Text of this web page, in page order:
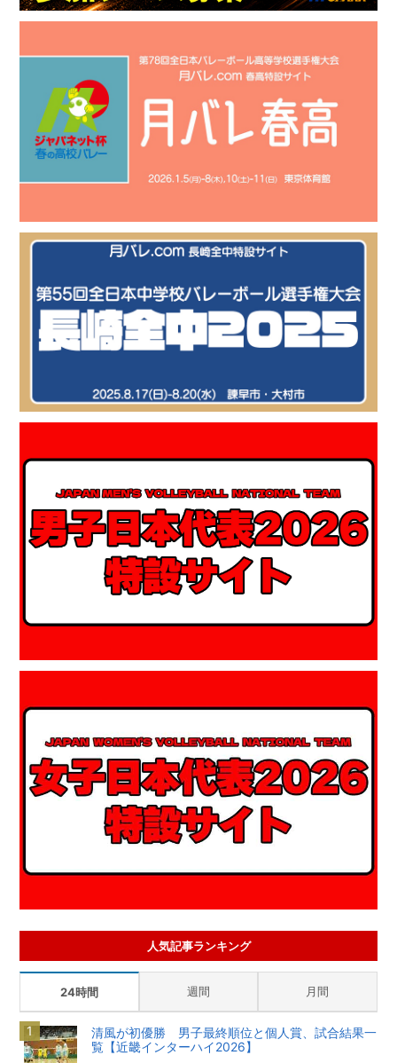
人気記事ランキング
24時間 週間 月間
清風が初優勝 男子最終順位と個人賞、試合結果一
覧【近畿インターハイ2026】